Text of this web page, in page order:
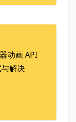
动画 API
解决